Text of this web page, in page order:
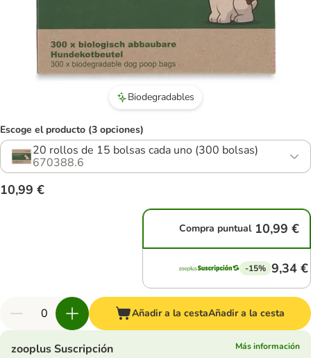
Biodegradables
Escoge el producto (3 opciones)
20 rollos de 15 bolsas cada uno (300 bolsas)
670388.6
10,99 €
Compra puntual 10,99 €
-15% 9,34 €
Añadir a la cestaAñadir a la cesta
zooplus Suscripción
Más información